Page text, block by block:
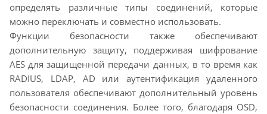
определять различные типы соединений, которые
можно переключать и совместно использовать.
Функции безопасности также обеспечивают
дополнительную защиту, поддерживая шифрование
AES для защищенной передачи данных, в то время как
RADIUS, LDAP, AD или аутентификация удаленного
пользователя обеспечивают дополнительный уровень
безопасности соединения. Более того, благодаря OSD,